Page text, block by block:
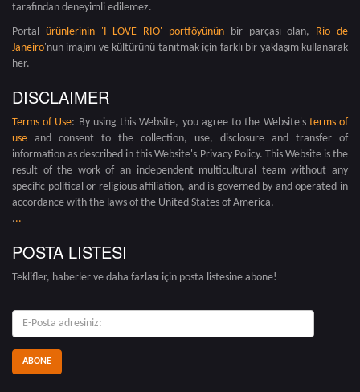
tarafından deneyimli edilemez.
Portal ürünlerinin 'I LOVE RIO' portföyünün bir parçası olan,
Rio de
Janeiro'nun imajını ve kültürünü tanıtmak için farklı bir yaklaşım kullanarak
her.
DISCLAIMER
Terms of Use: By using this Website, you agree to the Website's terms of
use and consent to the collection, use, disclosure and transfer of
information as described in this Website's Privacy Policy. This Website is the
result of the work of an independent multicultural team without any
specific political or religious affiliation, and is governed by and operated in
accordance with the laws of the United States of America.
...
POSTA LISTESI
Teklifler, haberler ve daha fazlası için posta listesine abone!
posta: